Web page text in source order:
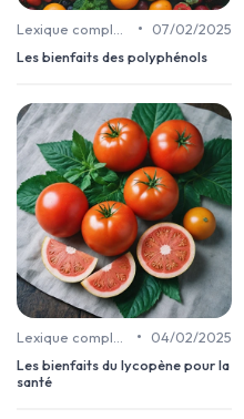
•
07/02/2025
Les bienfaits des polyphénols
•
04/02/2025
Les bienfaits du lycopène pour la
santé